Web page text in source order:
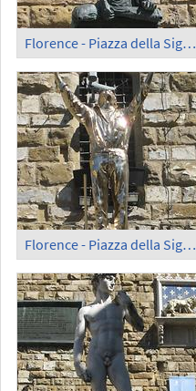
Florence - Piazza della Signoria; 'Judith and Holofernes'
Florence - Piazza della Signoria (2)